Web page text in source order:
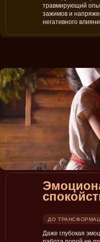
травмирующий
зажимов и
негативного
Даже глубокая
ДО